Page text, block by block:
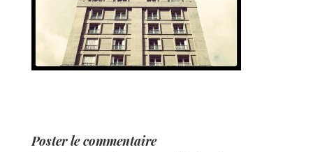
Poster le commentaire